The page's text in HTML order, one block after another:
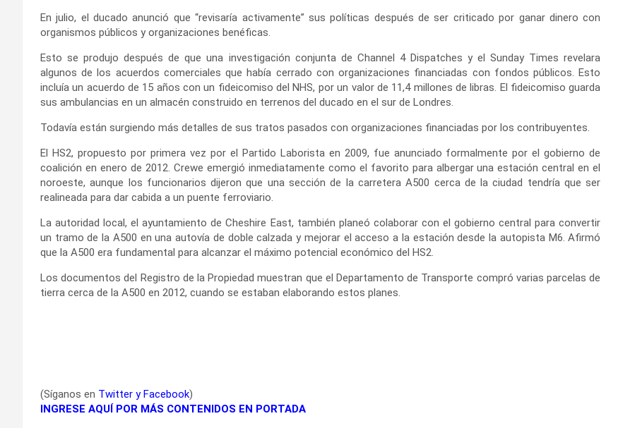
En julio, el ducado anunció que “revisaría activamente” sus políticas después de ser criticado por ganar dinero con
organismos públicos y organizaciones benéficas.
Esto se produjo después de que una investigación conjunta de Channel 4 Dispatches y el Sunday Times revelara
algunos de los acuerdos comerciales que había cerrado con organizaciones financiadas con fondos públicos. Esto
incluía un acuerdo de 15 años con un fideicomiso del NHS, por un valor de 11,4 millones de libras. El fideicomiso guarda
sus ambulancias en un almacén construido en terrenos del ducado en el sur de Londres.
Todavía están surgiendo más detalles de sus tratos pasados con organizaciones financiadas por los contribuyentes.
El HS2, propuesto por primera vez por el Partido Laborista en 2009, fue anunciado formalmente por el gobierno de
coalición en enero de 2012. Crewe emergió inmediatamente como el favorito para albergar una estación central en el
noroeste, aunque los funcionarios dijeron que una sección de la carretera A500 cerca de la ciudad tendría que ser
realineada para dar cabida a un puente ferroviario.
La autoridad local, el ayuntamiento de Cheshire East, también planeó colaborar con el gobierno central para convertir
un tramo de la A500 en una autovía de doble calzada y mejorar el acceso a la estación desde la autopista M6. Afirmó
que la A500 era fundamental para alcanzar el máximo potencial económico del HS2.
Los documentos del Registro de la Propiedad muestran que el Departamento de Transporte compró varias parcelas de
tierra cerca de la A500 en 2012, cuando se estaban elaborando estos planes.
(Síganos en Twitter y Facebook)
INGRESE AQUÍ POR MÁS CONTENIDOS EN PORTADA